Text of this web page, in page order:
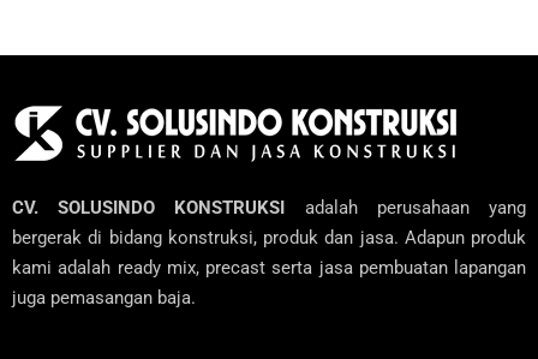
CV. SOLUSINDO KONSTRUKSI adalah perusahaan yang
bergerak di bidang konstruksi, produk dan jasa. Adapun produk
kami adalah ready mix, precast serta jasa pembuatan lapangan
juga pemasangan baja.